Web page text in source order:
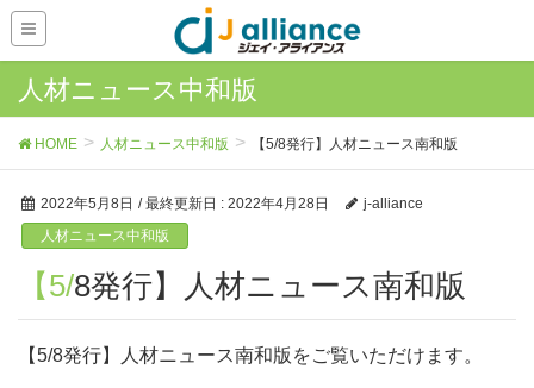
人材ニュース中和版
HOME 人材ニュース中和版 【5/8発行】人材ニュース南和版
2022年5月8日 / 最終更新日 : 2022年4月28日
j-alliance
人材ニュース中和版
【5/8発行】人材ニュース南和版
【5/8発行】人材ニュース南和版をご覧いただけます。